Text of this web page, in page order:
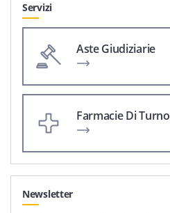
Servizi
Aste Giudiziarie
Farmacie Di Turno
Newsletter